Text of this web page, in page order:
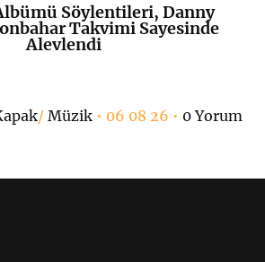
K+
Söylentileri, Danny
Takvimi Sayesinde
Alevlendi
/ Müzik• 06 08 26 • 0 Yorum